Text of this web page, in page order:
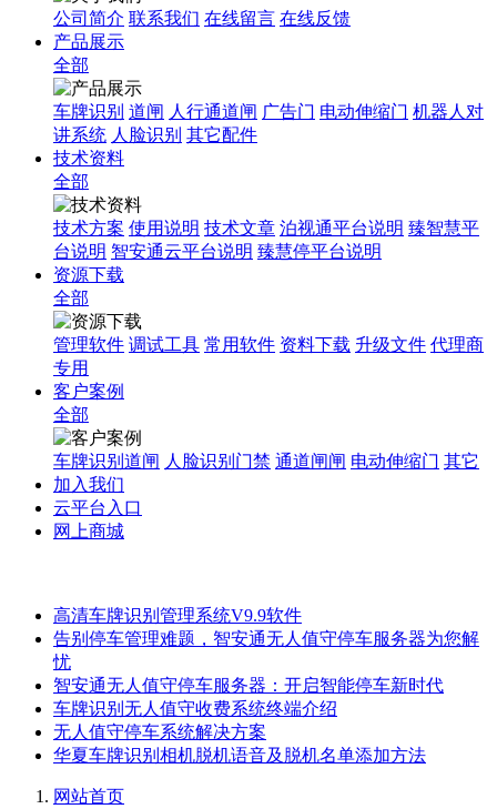
公司简介 联系我们 在线留言 在线反馈
产品展示
全部
车牌识别 道闸 人行通道闸 广告门 电动伸缩门 机器人对
讲系统 人脸识别 其它配件
技术资料
全部
技术方案 使用说明 技术文章 泊视通平台说明 臻智慧平
台说明 智安通云平台说明 臻慧停平台说明
资源下载
全部
管理软件 调试工具 常用软件 资料下载 升级文件 代理商
专用
客户案例
全部
车牌识别道闸 人脸识别门禁 通道闸闸 电动伸缩门 其它
加入我们
云平台入口
网上商城
高清车牌识别管理系统V9.9软件
告别停车管理难题，智安通无人值守停车服务器为您解
忧
智安通无人值守停车服务器：开启智能停车新时代
车牌识别无人值守收费系统终端介绍
无人值守停车系统解决方案
华夏车牌识别相机脱机语音及脱机名单添加方法
网站首页